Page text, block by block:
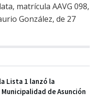
matrícula AAVG 098,
González, de 27
Lista 1 lanzó la
de Asunción